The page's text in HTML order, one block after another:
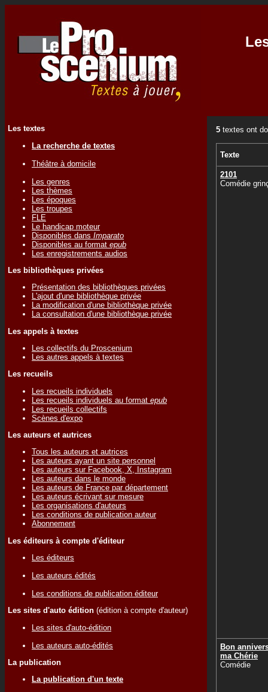
Les textes
La recherche de textes
Théâtre à domicile
Les genres
Les thèmes
Les époques
Les troupes
FLE
Le handicap moteur
Disponibles dans Imparato
Disponibles au format epub
Les enregistrements audios
Les bibliothèques privées
Présentation des bibliothèques privées
L'ajout d'une bibliothèque privée
La modification d'une bibliothèque privée
La consultation d'une bibliothèque privée
Les appels à textes
Les collectifs du Proscenium
Les autres appels à textes
Les recueils
Les recueils individuels
Les recueils individuels au format epub
Les recueils collectifs
Scènes d'expo
Les auteurs et autrices
Tous les auteurs et autrices
Les auteurs ayant un site personnel
Les auteurs sur Facebook, X, Instagram
Les auteurs dans le monde
Les auteurs de France par département
Les auteurs écrivant sur mesure
Les organisations d'auteurs
Les conditions de publication auteur
Abonnement
Les éditeurs à compte d'éditeur
Les éditeurs
Les auteurs édités
Les conditions de publication éditeur
Les sites d'auto édition (édition à compte d'auteur)
Les sites d'auto-édition
Les auteurs auto-édités
La publication
La publication d'un texte
5 textes ont
Texte
2101
Comédie
Bon
ma Chérie
Comédie